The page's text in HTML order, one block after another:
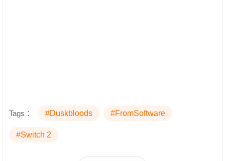
Tags： #Duskbloods #FromSoftware
#Switch 2